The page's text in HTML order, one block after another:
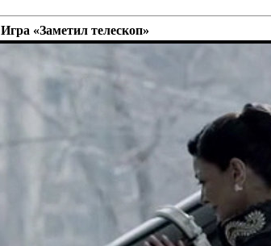
Игра «Заметил телескоп»